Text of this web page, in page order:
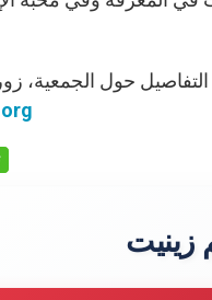
حول الجمعية،
زينيت